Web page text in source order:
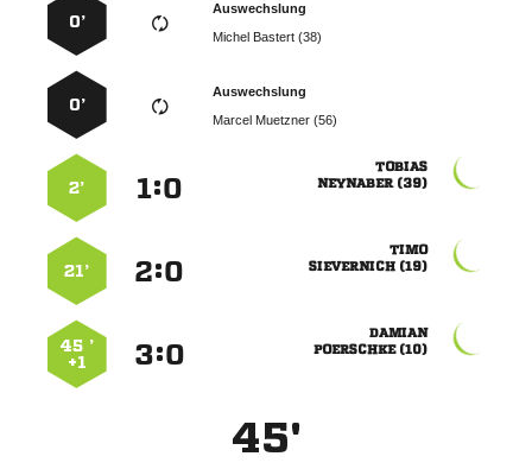
Auswechslung
  
0’
Auswechslung
  
0’

 
:
2’

 
:
21’

 
:
45 ’
+1
45'